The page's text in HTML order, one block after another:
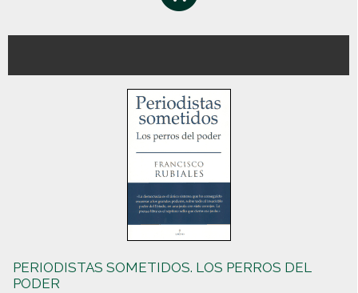
PERIODISTAS SOMETIDOS. LOS PERROS DEL
PODER